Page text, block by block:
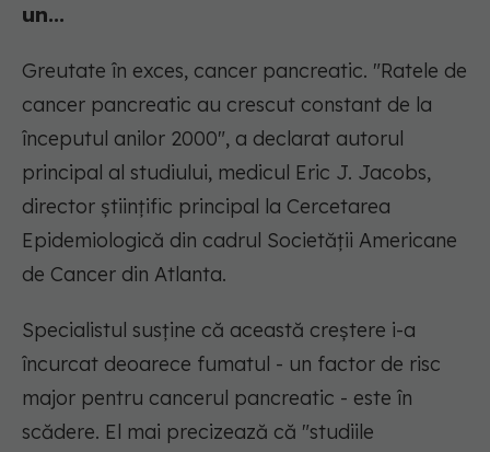
un...
Greutate în exces, cancer pancreatic. "Ratele de
cancer pancreatic au crescut constant de la
începutul anilor 2000", a declarat autorul
principal al studiului, medicul Eric J. Jacobs,
director științific principal la Cercetarea
Epidemiologică din cadrul Societății Americane
de Cancer din Atlanta.
Specialistul susține că această creștere i-a
încurcat deoarece fumatul - un factor de risc
major pentru cancerul pancreatic - este în
scădere. El mai precizează că "studiile